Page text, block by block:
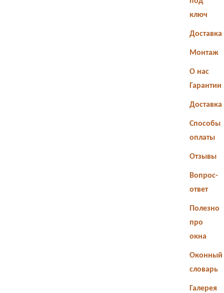
ключ
Доставка
Монтаж
О нас
Гарантии
Доставка
Способы
оплаты
Отзывы
Вопрос-
ответ
Полезно
про
окна
Оконный
словарь
Галерея